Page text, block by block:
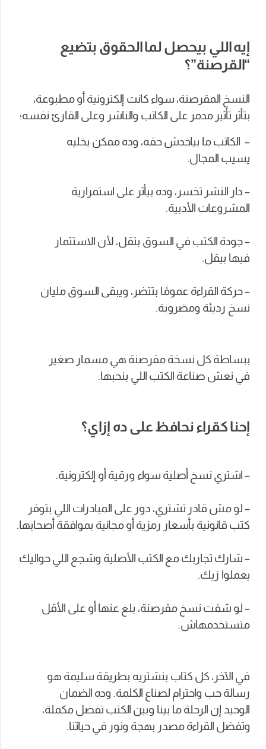
إيه اللي بيحصل لما الحقوق بتضيع
“القرصنة”؟
النسخ المقرصنة، سواء كانت إلكترونية أو مطبوعة،
بتأثر تأثير مدمر على الكاتب والناشر وعلى القارئ نفسه؛
– الكاتب ما بياخدش حقه، وده ممكن يخليه
يسيب المجال.
– دار النشر تخسر، وده بيأثر على استمرارية
المشروعات الأدبية.
– جودة الكتب في السوق بتقل، لأن الاستثمار
فيها بيقل.
– حركة القراءة عمومًا بتتضر، ويبقى السوق مليان
نسخ رديئة ومضروبة.
ببساطة كل نسخة مقرصنة هي مسمار صغير
في نعش صناعة الكتب اللي بنحبها.
إحنا كقراء نحافظ على ده إزاي؟
– اشتري نسخ أصلية سواء ورقية أو إلكترونية.
– لو مش قادر تشتري، دور على المبادرات اللي بتوفر
كتب قانونية بأسعار رمزية أو مجانية بموافقة أصحابها.
– شارك تجاربك مع الكتب الأصلية وشجع اللي حواليك
يعملوا زيك.
– لو شفت نسخ مقرصنة، بلغ عنها أو على الأقل
متستخدمهاش.
في الآخر، كل كتاب بنشتريه بطريقة سليمة هو
رسالة حب واحترام لصناع الكلمة. وده الضمان
الوحيد إن الرحلة ما بينا وبين الكتب تفضل مكملة،
وتفضل القراءة مصدر بهجة ونور في حياتنا.